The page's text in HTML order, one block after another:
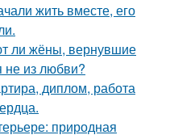
жить вместе, его
ли жёны, вернувшие
не из любви?
диплом, работа
природная